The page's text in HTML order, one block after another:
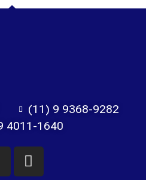
(11) 9 9368-9282
4011-1640